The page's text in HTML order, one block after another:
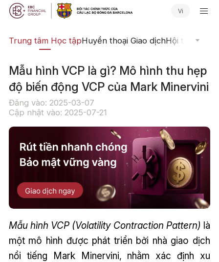
Vi
Trung tâm Học tậpHuyền thoại Giao dịchHội thảo
Mẫu hình VCP là gì? Mô hình thu hẹp
độ biến động VCP của Mark Minervini
Đăng vào: 2025-03-07
Cập nhật vào: 2025-07-21
Mẫu hình VCP (Volatility Contraction Pattern) là
một mô hình được phát triển bởi nhà giao dịch
nổi tiếng Mark Minervini, nhằm xác định xu